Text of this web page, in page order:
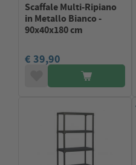
Scaffale Multi-Ripiano
in Metallo Bianco -
90x40x180 cm
€ 39,90